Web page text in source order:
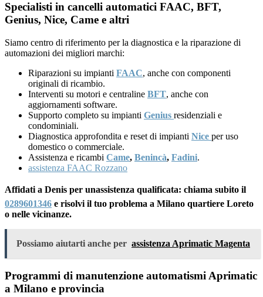
Specialisti in cancelli automatici FAAC, BFT,
Genius, Nice, Came e altri
Siamo centro di riferimento per la diagnostica e la riparazione di
automazioni dei migliori marchi:
Riparazioni su impianti FAAC, anche con componenti
originali di ricambio.
Interventi su motori e centraline BFT, anche con
aggiornamenti software.
Supporto completo su impianti Genius residenziali e
condominiali.
Diagnostica approfondita e reset di impianti Nice per uso
domestico o commerciale.
Assistenza e ricambi Came, Benincà, Fadini.
assistenza FAAC Rozzano
Affidati a Denis per unassistenza qualificata: chiama subito il
0289601346 e risolvi il tuo problema a Milano quartiere Loreto
o nelle vicinanze.
Possiamo aiutarti anche per assistenza Aprimatic Magenta
Programmi di manutenzione automatismi Aprimatic
a Milano e provincia